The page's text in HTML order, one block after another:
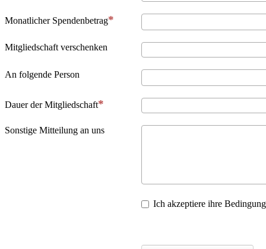
Monatlicher Spendenbetrag
Mitgliedschaft verschenken
An folgende Person
Dauer der Mitgliedschaft
Sonstige Mitteilung an uns
Ich akzeptiere ihre